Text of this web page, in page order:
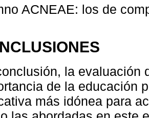
ACNEAE: los de
la evaluación
de la educación
más idónea para